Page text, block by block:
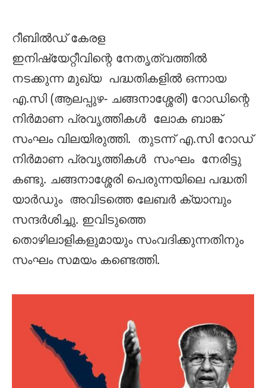
റീബില്‍ഡ് കേരള
ഇനിഷ്യേറ്റീവിന്റെ നേതൃത്വത്തില്‍
നടക്കുന്ന മുഖ്യ പദ്ധതികളില്‍ ഒന്നായ
എ.സി (ആലപ്പുഴ- ചങ്ങനാശ്ശേരി) റോഡിന്റെ
നിര്‍മാണ പ്രവൃത്തികള്‍ ലോക ബാങ്ക്
സംഘം വിലയിരുത്തി. തുടന്ന് എ.സി റോഡ്
നിര്‍മാണ പ്രവൃത്തികള്‍ സംഘം നേരിട്ടു
കണ്ടു. ചങ്ങനാശ്ശേരി പെരുന്നയിലെ പദ്ധതി
യാര്‍ഡും അവിടത്തെ ലേബര്‍ ക്യാമ്പും
സന്ദർശിച്ചു. ഇവിടുത്തെ
തൊഴിലാളികളുമായും സംവദിക്കുന്നതിനും
സംഘം സമയം കണ്ടെത്തി.